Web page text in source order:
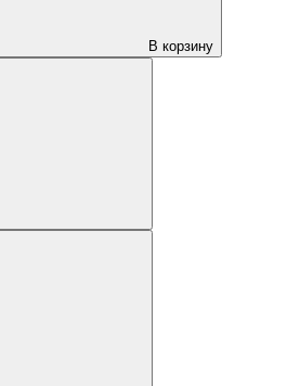
В корзину